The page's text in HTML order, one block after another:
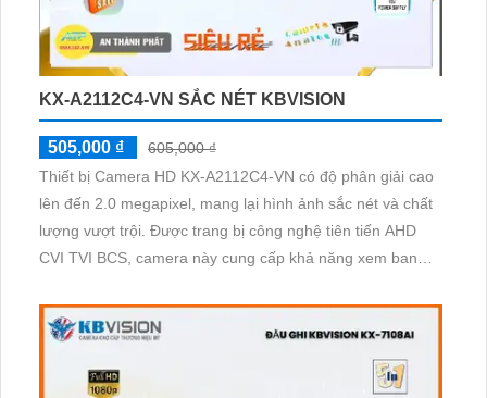
KX-A2112C4-VN SẮC NÉT KBVISION
505,000 ₫
605,000 ₫
Thiết bị Camera HD KX-A2112C4-VN có độ phân giải cao
lên đến 2.0 megapixel, mang lại hình ảnh sắc nét và chất
lượng vượt trội. Được trang bị công nghệ tiên tiến AHD
CVI TVI BCS, camera này cung cấp khả năng xem ban
phù hợp đặc biệt cho căn hộ nhà phố, với thiết kế Dome
Plastic và khả năng thu hình chất lượng